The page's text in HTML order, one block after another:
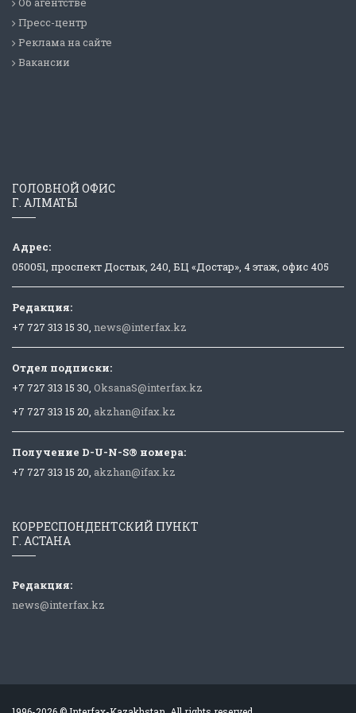
Пресс-центр
Реклама на сайте
Вакансии
ГОЛОВНОЙ ОФИС
Г. АЛМАТЫ
Адрес:
050051, проспект Достык, 240, БЦ «Достар», 4 этаж, офис 405
Редакция:
+7 727 313 15 30, news@interfax.kz
Отдел подписки:
+7 727 313 15 30, OksanaS@interfax.kz
+7 727 313 15 20, akzhan@ifax.kz
Получение D-U-N-S® номера:
+7 727 313 15 20, akzhan@ifax.kz
КОРРЕСПОНДЕНТСКИЙ ПУНКТ
Г. АСТАНА
Редакция:
news@interfax.kz